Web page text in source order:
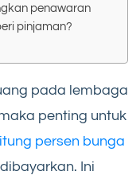
penawaran
pinjaman?
pada lembaga
penting untuk
persen bunga
Ini